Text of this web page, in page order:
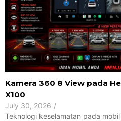
Kamera 360 8 View pada
X100
July 30, 2026 /
Teknologi keselamatan pada